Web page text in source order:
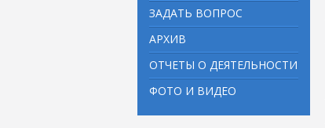
ЗАДАТЬ ВОПРОС
АРХИВ
ОТЧЕТЫ О ДЕЯТЕЛЬНОСТИ
ФОТО И ВИДЕО